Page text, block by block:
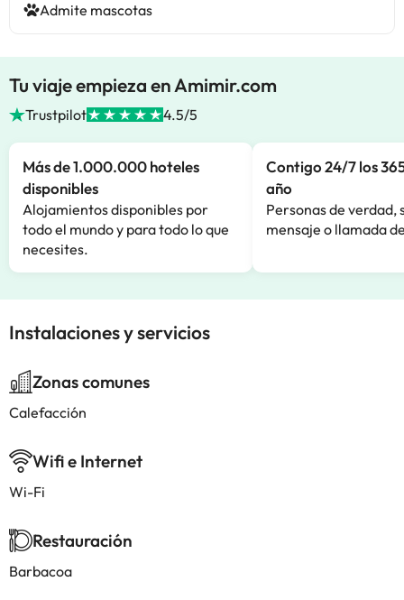
Admite mascotas
Tu viaje empieza en Amimir.com
Trustpilot 4.5/5
Más de 1.000.000 hoteles
disponibles
Alojamientos disponibles por
todo el mundo y para todo lo que
necesites.
Contigo 24/7 los
año
Personas de verdad,
mensaje o llamada
Instalaciones y servicios
Zonas comunes
Calefacción
Wifi e Internet
Wi-Fi
Restauración
Barbacoa